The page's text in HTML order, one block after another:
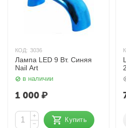
КОД: 3036
Лампа LED 9 Вт. Синяя
Nail Art
в наличии
1 000₽
+
−
Купить